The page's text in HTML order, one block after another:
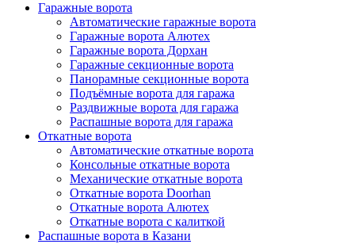
Гаражные ворота
Автоматические гаражные ворота
Гаражные ворота Алютех
Гаражные ворота Дорхан
Гаражные секционные ворота
Панорамные секционные ворота
Подъёмные ворота для гаража
Раздвижные ворота для гаража
Распашные ворота для гаража
Откатные ворота
Автоматические откатные ворота
Консольные откатные ворота
Механические откатные ворота
Откатные ворота Doorhan
Откатные ворота Алютех
Откатные ворота с калиткой
Распашные ворота в Казани